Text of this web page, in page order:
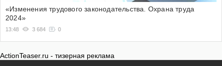
«Изменения трудового законодательства. Охрана труда
2024»
13:48 3 684 0
ActionTeaser.ru - тизерная реклама